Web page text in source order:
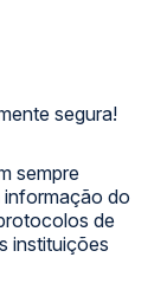
segura!
sempre
informação do
de
instituições